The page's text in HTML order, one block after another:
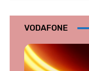
VODAFONE